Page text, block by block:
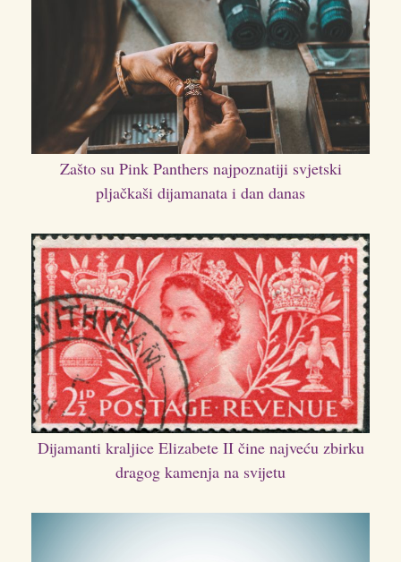
Zašto su Pink Panthers najpoznatiji svjetski
pljačkaši dijamanata i dan danas
Dijamanti kraljice Elizabete II čine najveću zbirku
dragog kamenja na svijetu